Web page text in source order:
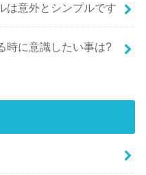
は意外とシンプルです
時に意識したい事は?